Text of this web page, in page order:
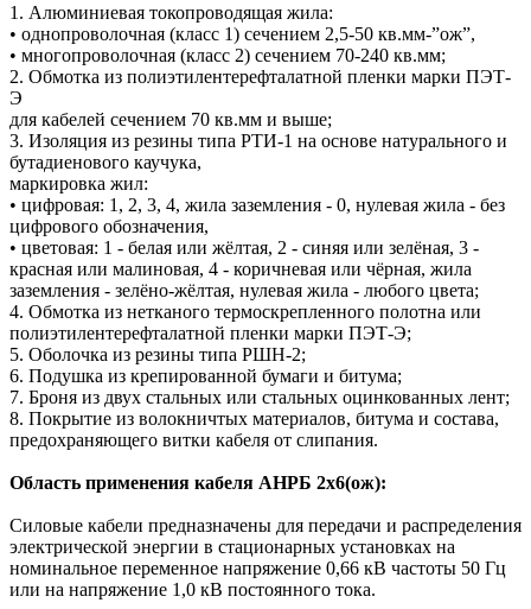
1. Алюминиевая токопроводящая жила:
• однопроволочная (класс 1) сечением 2,5-50 кв.мм-”ож”,
• многопроволочная (класс 2) сечением 70-240 кв.мм;
2. Обмотка из полиэтилентерефталатной пленки марки ПЭТ-
Э
для кабелей сечением 70 кв.мм и выше;
3. Изоляция из резины типа РТИ-1 на основе натурального и
бутадиенового каучука,
маркировка жил:
• цифровая: 1, 2, 3, 4, жила заземления - 0, нулевая жила - без
цифрового обозначения,
• цветовая: 1 - белая или жёлтая, 2 - синяя или зелёная, 3 -
красная или малиновая, 4 - коричневая или чёрная, жила
заземления - зелёно-жёлтая, нулевая жила - любого цвета;
4. Обмотка из нетканого термоскрепленного полотна или
полиэтилентерефталатной пленки марки ПЭТ-Э;
5. Оболочка из резины типа РШН-2;
6. Подушка из крепированной бумаги и битума;
7. Броня из двух стальных или стальных оцинкованных лент;
8. Покрытие из волокничтых материалов, битума и состава,
предохраняющего витки кабеля от слипания.
Область применения кабеля АНРБ 2х6(ож):
Силовые кабели предназначены для передачи и распределения
электрической энергии в стационарных установках на
номинальное переменное напряжение 0,66 кВ частоты 50 Гц
или на напряжение 1,0 кВ постоянного тока.